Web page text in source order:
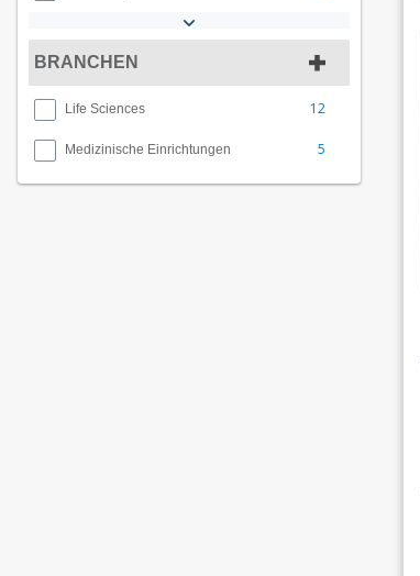
BRANCHEN
Life Sciences 12
Medizinische Einrichtungen 5